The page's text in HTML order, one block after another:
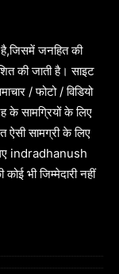
है,जिसमें जनहित की
की जाती है। साइट
/ फोटो / विडियो
सामग्रियों के लिए
ऐसी सामग्री के लिए
indradhanush
भी जिम्मेदारी नहीं